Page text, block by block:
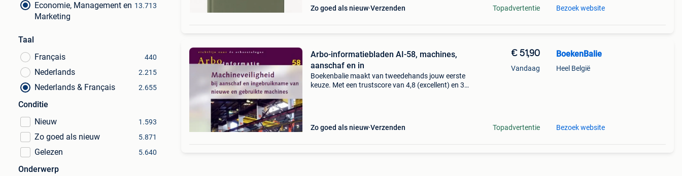
Economie, Management en
Marketing
13.713
Taal
Français
440
Nederlands 2.215
Nederlands & Français 2.655
Conditie
Nieuw
1.593
Zo goed als nieuw 5.871
Gelezen 5.640
Onderwerp
Zo goed als nieuw Verzenden Topadvertentie Bezoek website
Arbo-informatiebladen AI-58, machines,
aanschaf en in
Boekenbalie maakt van tweedehands jouw eerste
keuze. Met een trustscore van 4,8 (excellent) en 30
Zo goed als nieuw Verzenden
€ 51,90
Vandaag
Topadvertentie
BoekenBalie
Heel België
Bezoek website